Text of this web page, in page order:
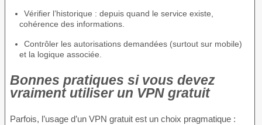
Vérifier l’historique : depuis quand le service existe,
cohérence des informations.
Contrôler les autorisations demandées (surtout sur mobile)
et la logique associée.
Bonnes pratiques si vous devez
vraiment utiliser un VPN gratuit
Parfois, l’usage d’un VPN gratuit est un choix pragmatique :